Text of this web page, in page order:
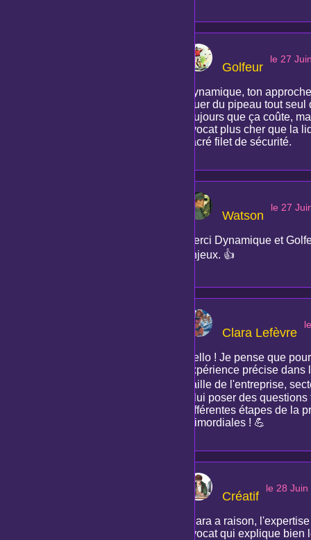
Golfeur
le 27
Dynamique, ton
jouer du pipeau tout
toujours que ça coûte,
avocat plus cher que la
sacré filet de sécurité.
Watson
le 27
Merci Dynamique et
enjeux. 👍
Clara Lefèvre
Hello ! Je pense que
expérience précise
(taille de l'entreprise,
à lui poser des
différentes étapes de la
primordiales ! 💪
Créatif
le 28 Juin
Clara a raison,
avocat qui explique